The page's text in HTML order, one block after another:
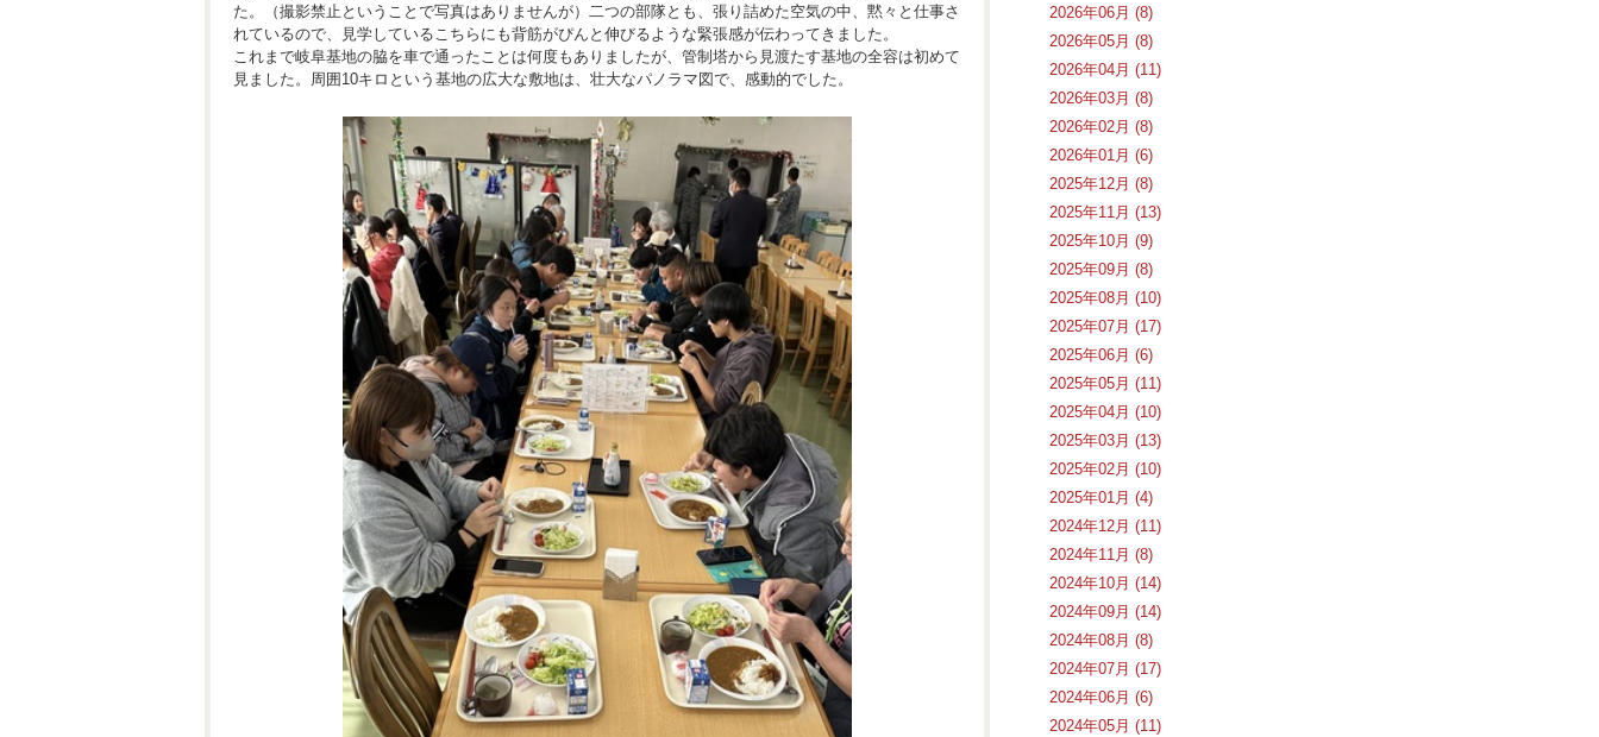
た。（撮影禁止ということで写真はありませんが）二つの部隊とも、張り詰めた空気の中、黙々と仕事さ
れているので、見学しているこちらにも背筋がぴんと伸びるような緊張感が伝わってきました。
これまで岐阜基地の脇を車で通ったことは何度もありましたが、管制塔から見渡たす基地の全容は初めて
見ました。周囲10キロという基地の広大な敷地は、壮大なパノラマ図で、感動的でした。
2026年06月 (8)
2026年05月 (8)
2026年04月 (11)
2026年03月 (8)
2026年02月 (8)
2026年01月 (6)
2025年12月 (8)
2025年11月 (13)
2025年10月 (9)
2025年09月 (8)
2025年08月 (10)
2025年07月 (17)
2025年06月 (6)
2025年05月 (11)
2025年04月 (10)
2025年03月 (13)
2025年02月 (10)
2025年01月 (4)
2024年12月 (11)
2024年11月 (8)
2024年10月 (14)
2024年09月 (14)
2024年08月 (8)
2024年07月 (17)
2024年06月 (6)
2024年05月 (11)